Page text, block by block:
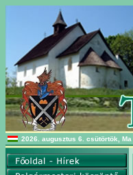
2026. augusztus 6. csütörtök, Ma